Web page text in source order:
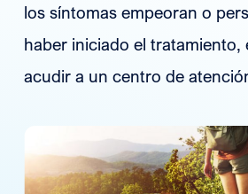
los síntomas empeoran o
haber iniciado el tratamiento,
acudir a un centro de